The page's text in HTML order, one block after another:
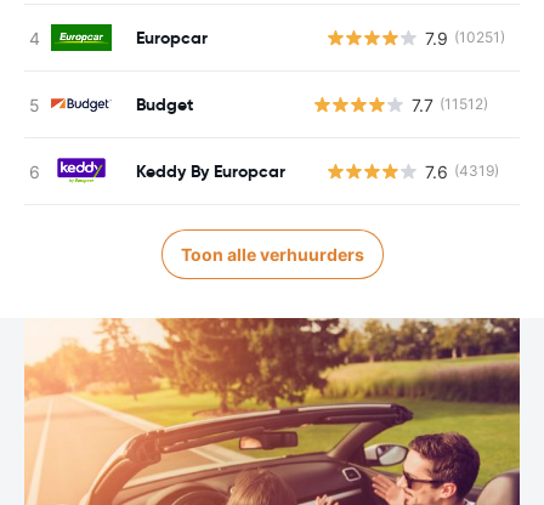
Europcar 7.9 (10251)
Budget 7.7 (11512)
Keddy By Europcar 7.6 (4319)
Toon alle verhuurders